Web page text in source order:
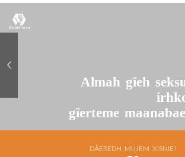
Almah gïeh
gïerteme
DÅEREDH MIJJEM XISNIE!